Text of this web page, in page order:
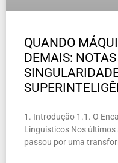
QUANDO
DEMAIS: NOTAS
1. Introdução 1.1. O
Linguísticos Nos
passou por uma